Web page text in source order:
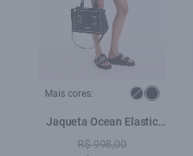
Mais cores:
Jaqueta Ocean Elastic
Pesponto Lav.Black
R$ 998,00